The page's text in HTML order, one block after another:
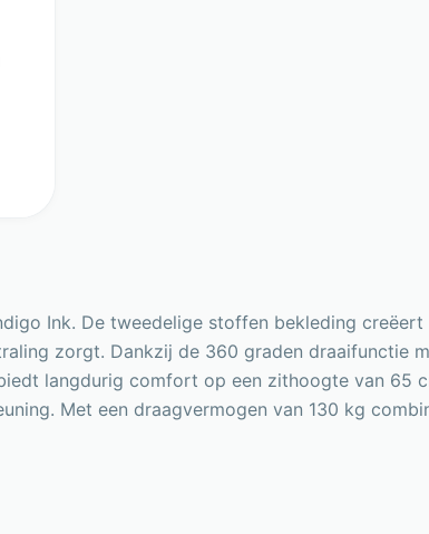
Ink. De tweedelige stoffen bekleding
zorgt. Dankzij de 360 graden draaifunctie
langdurig comfort op een zithoogte van 65
Met een draagvermogen van 130 kg